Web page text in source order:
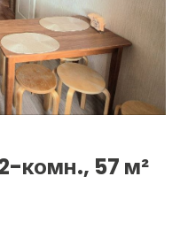
комн., 57 м²